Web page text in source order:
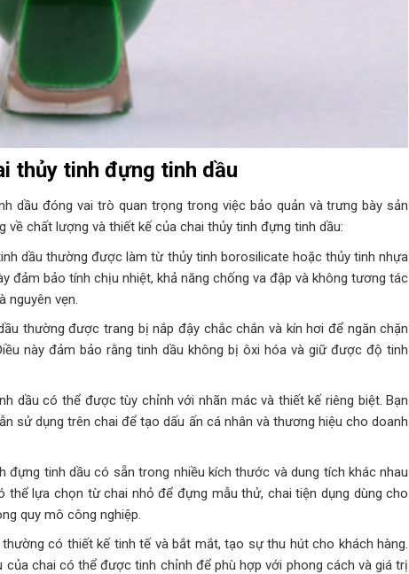
thủy tinh đựng tinh dầu
dầu đóng vai trò quan trọng trong việc bảo quản và trưng bày sản
về chất lượng và thiết kế của chai thủy tinh đựng tinh dầu:
dầu thường được làm từ thủy tinh borosilicate hoặc thủy tinh nhựa
đảm bảo tính chịu nhiệt, khả năng chống va đập và không tương tác
nguyên vẹn.
thường được trang bị nắp đậy chắc chắn và kín hơi để ngăn chặn
này đảm bảo rằng tinh dầu không bị ôxi hóa và giữ được độ tinh
dầu có thể được tùy chỉnh với nhãn mác và thiết kế riêng biệt. Bạn
sử dụng trên chai để tạo dấu ấn cá nhân và thương hiệu cho doanh
đựng tinh dầu có sẵn trong nhiều kích thước và dung tích khác nhau
thể lựa chọn từ chai nhỏ để đựng mẫu thử, chai tiện dụng dùng cho
quy mô công nghiệp.
có thiết kế tinh tế và bắt mắt, tạo sự thu hút cho khách hàng.
chai có thể được tinh chỉnh để phù hợp với phong cách và giá trị